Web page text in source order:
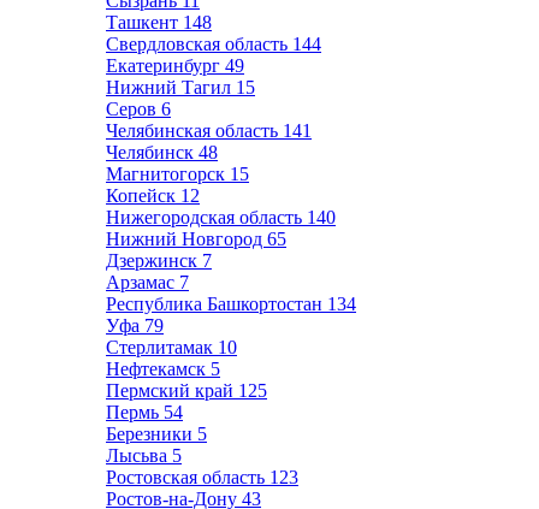
Ташкент 148
Свердловская область 144
Екатеринбург 49
Нижний Тагил 15
Серов 6
Челябинская область 141
Челябинск 48
Магнитогорск 15
Копейск 12
Нижегородская область 140
Нижний Новгород 65
Дзержинск 7
Арзамас 7
Республика Башкортостан 134
Уфа 79
Стерлитамак 10
Нефтекамск 5
Пермский край 125
Пермь 54
Березники 5
Лысьва 5
Ростовская область 123
Ростов-на-Дону 43